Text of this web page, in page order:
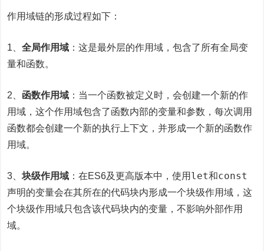
作用域链的形成过程如下：
1、全局作用域 ：这是最外层的作用域，包含了所有全局变
量和函数。
2、 函数作用域 ：当一个函数被定义时，会创建一个新的作
用域，这个作用域包含了函数内部的变量和参数，每次调用
函数都会创建一个新的执行上下文，并形成一个新的函数作
用域。
3、块级作用域 ：在ES6及更高版本中，使用 let和const
声明的变量会在其所在的代码块内形成一个块级作用域，这
个块级作用域只包含该代码块内的变量，不影响外部作用
域。